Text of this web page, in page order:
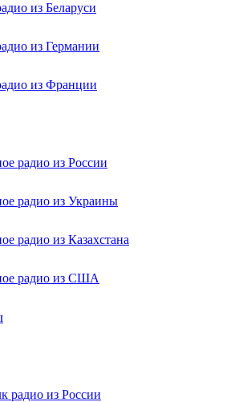
из Беларуси
из Германии
из Франции
радио из России
радио из Украины
радио из Казахстана
радио из США
радио из России